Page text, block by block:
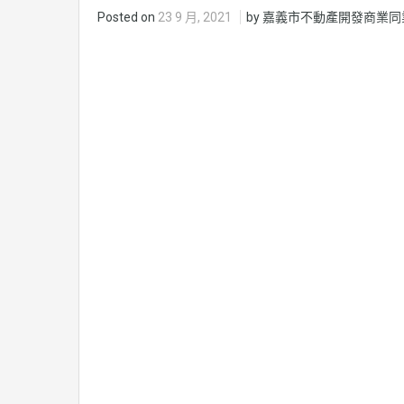
Posted on 23 9 月, 2021 by 嘉義市不動產開發商業同